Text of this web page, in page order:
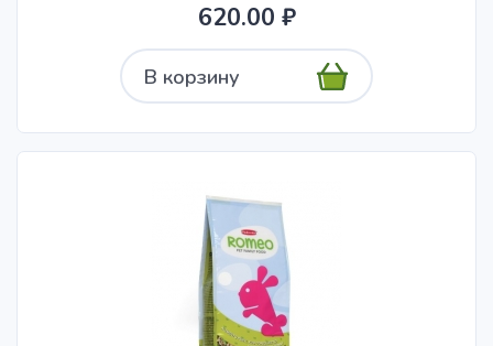
620.00 ₽
В корзину